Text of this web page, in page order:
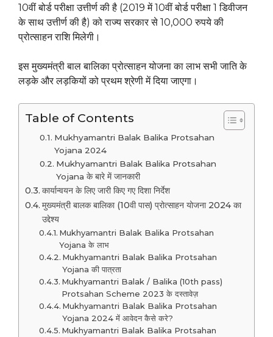
10वीं बोर्ड परीक्षा उत्तीर्ण की है (2019 में 10वीं बोर्ड परीक्षा 1 डिवीजन
के साथ उत्तीर्ण की है) को राज्य सरकार से 10,000 रुपये की
प्रोत्साहन राशि मिलेगी।
इस मुख्यमंत्री बाल बालिका प्रोत्साहन योजना का लाभ सभी जाति के
लड़के और लड़कियों को प्रथम श्रेणी में दिया जाएगा।
Table of Contents
Mukhyamantri Balak Balika Protsahan
Yojana 2024
Mukhyamantri Balak Balika Protsahan
Yojana के बारे में जानकारी
कार्यान्वयन के लिए जारी किए गए दिशा निर्देश
मुख्यमंत्री बालक बालिका (10वी पास) प्रोत्साहन योजना 2024 का
उद्देश्य
Mukhyamantri Balak Balika Protsahan
Yojana के लाभ
Mukhyamantri Balak Balika Protsahan
Yojana की पात्रता
Mukhyamantri Balak / Balika (10th pass)
Protsahan Scheme 2023 के दस्तावेज़
Mukhyamantri Balak Balika Protsahan
Yojana 2024 में आवेदन कैसे करे?
Mukhyamantri Balak Balika Protsahan